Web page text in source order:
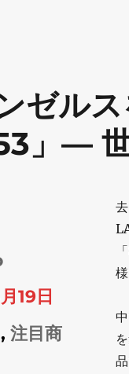
ゼル
」—
19日
,注目商